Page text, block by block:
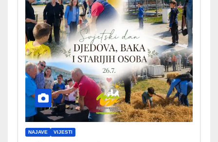
NAJAVE VIJESTI